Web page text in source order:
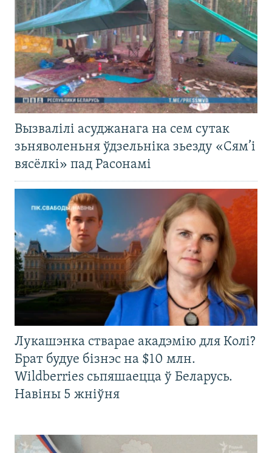
Вызвалілі асуджанага на сем сутак
зьняволеньня ўдзельніка зьезду «Сям’і
вясёлкі» пад Расонамі
Лукашэнка стварае акадэмію для Колі?
Брат будуе бізнэс на $10 млн.
Wildberries сьпяшаецца ў Беларусь.
Навіны 5 жніўня